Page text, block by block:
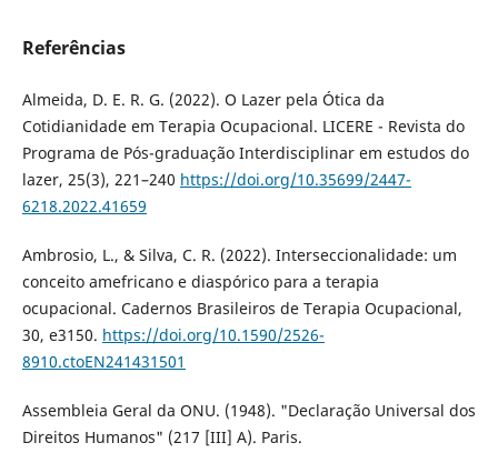
Referências
Almeida, D. E. R. G. (2022). O Lazer pela Ótica da
Cotidianidade em Terapia Ocupacional. LICERE - Revista do
Programa de Pós-graduação Interdisciplinar em estudos do
lazer, 25(3), 221–240 https://doi.org/10.35699/2447-
6218.2022.41659
Ambrosio, L., & Silva, C. R. (2022). Interseccionalidade: um
conceito amefricano e diaspórico para a terapia
ocupacional. Cadernos Brasileiros de Terapia Ocupacional,
30, e3150. https://doi.org/10.1590/2526-
8910.ctoEN241431501
Assembleia Geral da ONU. (1948). "Declaração Universal dos
Direitos Humanos" (217 [III] A). Paris.